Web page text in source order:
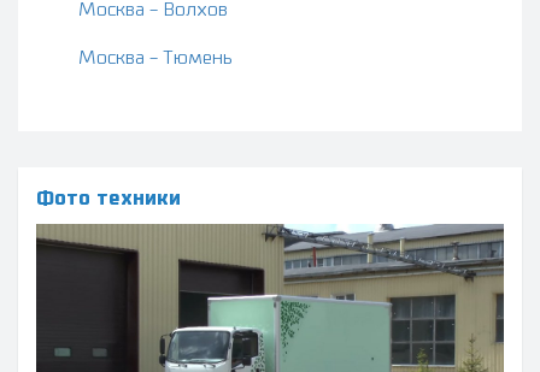
Москва - Волхов
Москва - Тюмень
Фото техники